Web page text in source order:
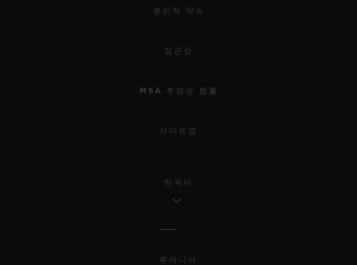
윤리적 약속
접근성
MSA 투명성 법률
사이트맵
한국어
루마니아